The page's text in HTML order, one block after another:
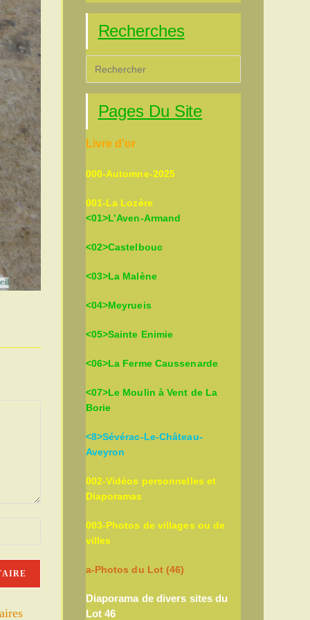
Recherches
Escape
Pages Du Site
Livre d’or
000-Automne-2025
001-La Lozère
<01>L’Aven-Armand
<02>Castelbouc
<03>La Malène
<04>Meyrueis
<05>Sainte Enimie
<06>La Ferme Caussenarde
<07>Le Moulin à Vent de La
Borie
<8>Sévérac-Le-Château-
Aveyron
002-Vidéos personnelles et
Diaporamas
003-Photos de villages ou de
villes
a-Photos du Lot (46)
Diaporama de divers sites du
Lot 46